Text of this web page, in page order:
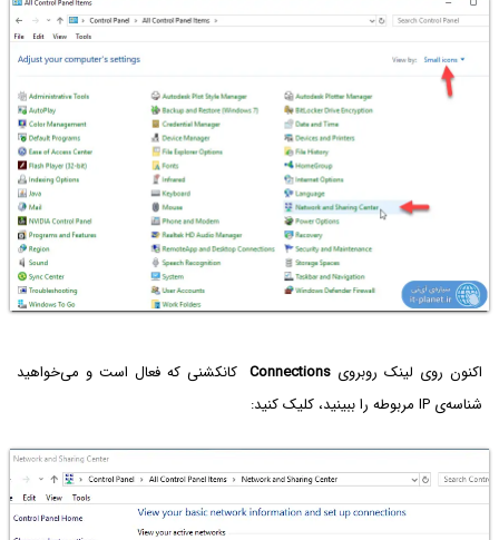
اکنون روی لینک روبروی Connections کانکشنی که فعال است و می‌خواهید
شناسه‌ی IP مربوطه را ببینید، کلیک کنید: